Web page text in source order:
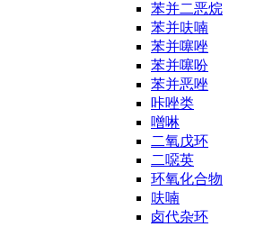
苯并二恶烷
苯并呋喃
苯并噻唑
苯并噻吩
苯并恶唑
咔唑类
噌啉
二氧戊环
二噁英
环氧化合物
呋喃
卤代杂环